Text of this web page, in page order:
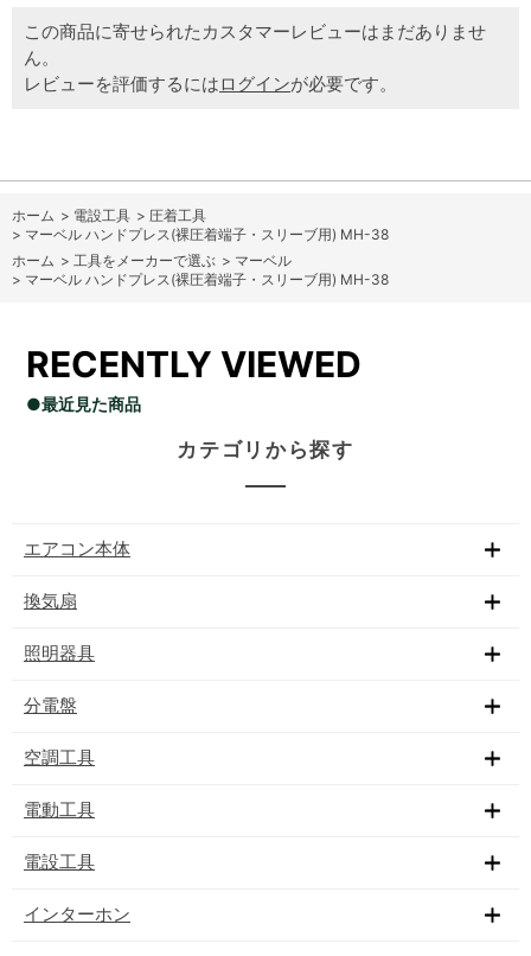
この商品に寄せられたカスタマーレビューはまだありませ
ん。
レビューを評価するにはログインが必要です。
ホーム > 電設工具 > 圧着工具
> マーベル ハンドプレス(裸圧着端子・スリーブ用) MH-38
ホーム > 工具をメーカーで選ぶ > マーベル
> マーベル ハンドプレス(裸圧着端子・スリーブ用) MH-38
RECENTLY VIEWED
●最近見た商品
カテゴリから探す
エアコン本体
換気扇
照明器具
分電盤
空調工具
電動工具
電設工具
インターホン